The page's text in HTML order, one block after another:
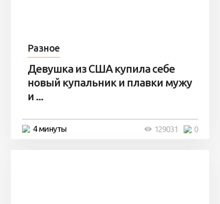
Разное
Девушка из США купила себе
новый купальник и плавки мужу
и ...
4 минуты 0
129031